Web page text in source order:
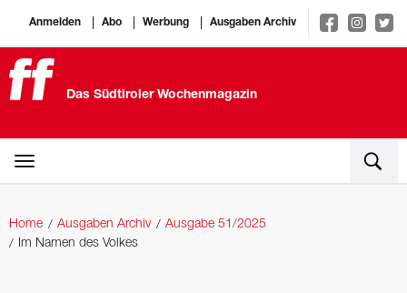
Anmelden Abo Werbung Ausgaben Archiv
Das Südtiroler Wochenmagazin
Home Ausgaben Archiv
Ausgabe 51/2025
Im Namen des Volkes